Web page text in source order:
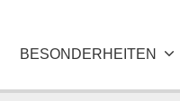
BESONDERHEITEN